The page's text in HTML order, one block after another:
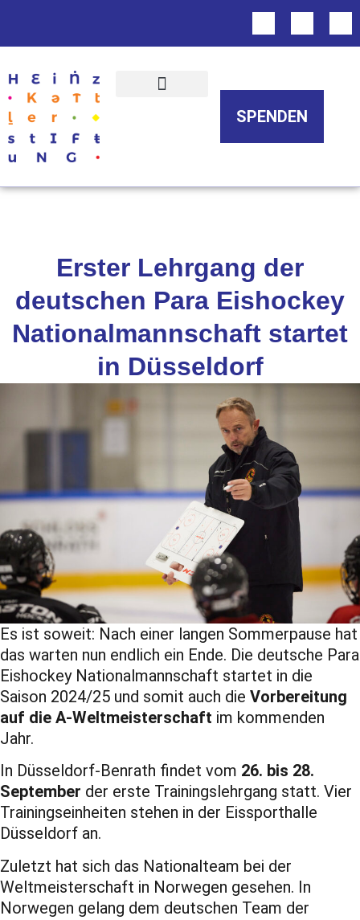
SPENDEN
Erster Lehrgang der
deutschen Para Eishockey
Nationalmannschaft startet
in Düsseldorf
Es ist soweit: Nach einer langen Sommerpause hat
das warten nun endlich ein Ende. Die deutsche Para
Eishockey Nationalmannschaft startet in die
Saison 2024/25 und somit auch die Vorbereitung
auf die A-Weltmeisterschaft im kommenden
Jahr.
In Düsseldorf-Benrath findet vom 26. bis 28.
September der erste Trainingslehrgang statt. Vier
Trainingseinheiten stehen in der Eissporthalle
Düsseldorf an.
Zuletzt hat sich das Nationalteam bei der
Weltmeisterschaft in Norwegen gesehen. In
Norwegen gelang dem deutschen Team der